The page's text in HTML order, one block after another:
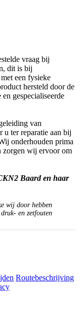
vraag bij
dit is bij
een fysieke
hersteld door de
gespecialiseerde
van
u ter reparatie aan bij
onderhouden prima
zorgen wij ervoor om
Baard en haar
wij door hebben
en zetfouten
Routebeschrijving